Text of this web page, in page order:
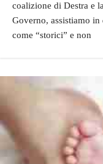
coalizione di Destra e
Governo, assistiamo
come “storici” e non